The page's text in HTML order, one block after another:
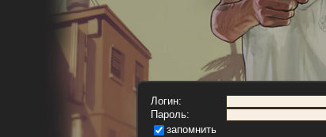
Логин:
Пароль:
запомнить